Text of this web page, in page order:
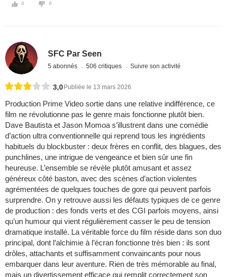
0 0
SFC Par Seen
5 abonnés 506 critiques Suivre son activité
3,0 Publiée le 13 mars 2026
Production Prime Video sortie dans une relative indifférence, ce
film ne révolutionne pas le genre mais fonctionne plutôt bien.
Dave Bautista et Jason Momoa s’illustrent dans une comédie
d’action ultra conventionnelle qui reprend tous les ingrédients
habituels du blockbuster : deux frères en conflit, des blagues, des
punchlines, une intrigue de vengeance et bien sûr une fin
heureuse. L’ensemble se révèle plutôt amusant et assez
généreux côté baston, avec des scènes d’action violentes
agrémentées de quelques touches de gore qui peuvent parfois
surprendre. On y retrouve aussi les défauts typiques de ce genre
de production : des fonds verts et des CGI parfois moyens, ainsi
qu’un humour qui vient régulièrement casser le peu de tension
dramatique installé. La véritable force du film réside dans son duo
principal, dont l’alchimie à l’écran fonctionne très bien : ils sont
drôles, attachants et suffisamment convaincants pour nous
embarquer dans leur aventure. Rien de très mémorable au final,
mais un divertissement efficace qui remplit correctement son